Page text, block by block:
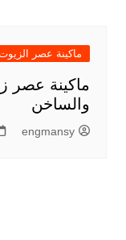
ماكينة عصر الزيوت موديل 811
ماكينة عصر
والساخن
engmansy